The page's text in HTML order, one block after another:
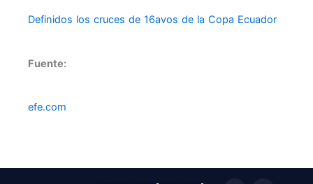
Definidos los cruces de 16avos de la Copa Ecuador
Fuente:
efe.com